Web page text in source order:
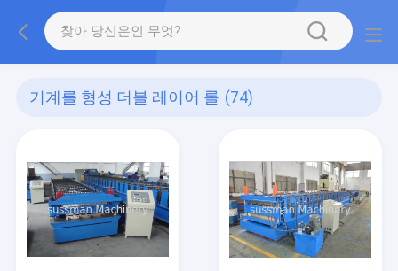
기계를 형성 더블 레이어 롤 (74)